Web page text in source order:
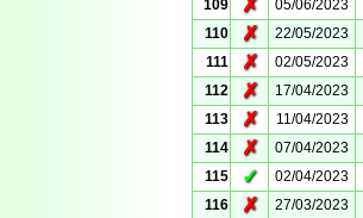
109
✗ 05/06/2023
110
✗ 22/05/2023
111
✗ 02/05/2023
112
✗ 17/04/2023
113
✗ 11/04/2023
114
✗ 07/04/2023
115
✓ 02/04/2023
116
✗ 27/03/2023